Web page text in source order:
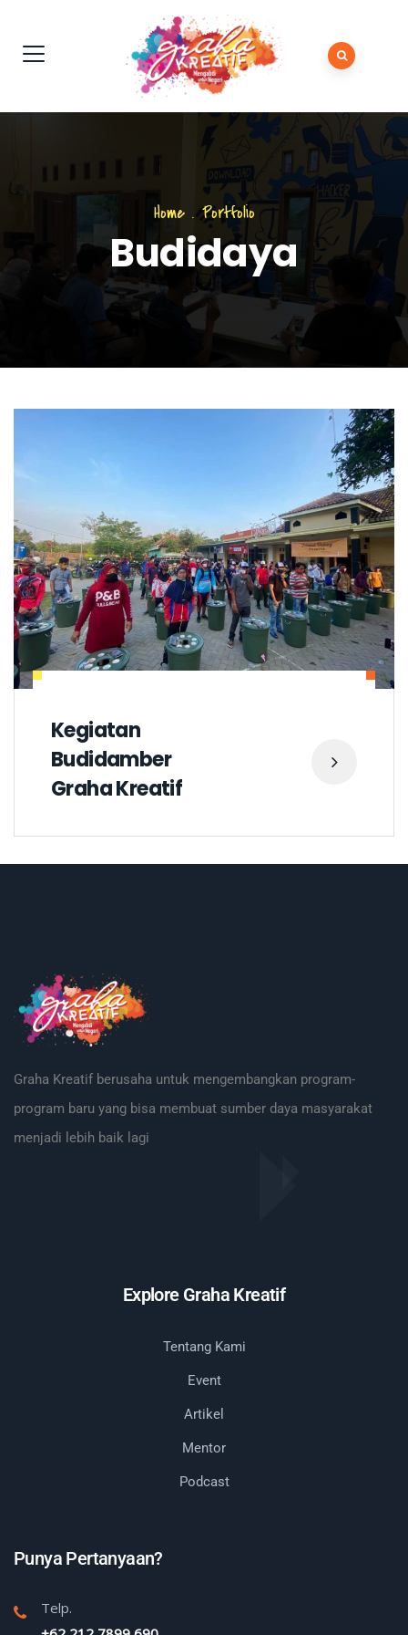
Home.Portfolio
Budidaya
Kegiatan
Budidamber
Graha Kreatif
Graha Kreatif berusaha untuk mengembangkan program-
program baru yang bisa membuat sumber daya masyarakat
menjadi lebih baik lagi
Explore Graha Kreatif
Tentang Kami
Event
Artikel
Mentor
Podcast
Punya Pertanyaan?
Telp.